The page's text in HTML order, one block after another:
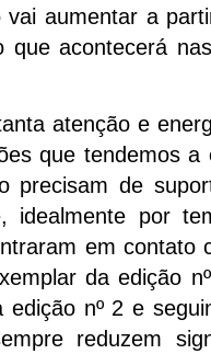
vai aumentar a
que acontecerá
atenção e
que tendemos a
precisam de
idealmente por
em contato
da edição
edição nº 2 e
reduzem